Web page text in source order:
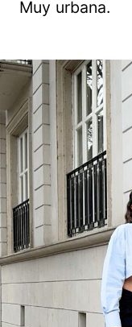
Muy urbana.